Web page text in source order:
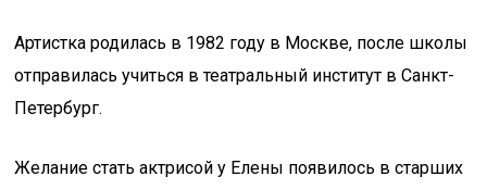
Артистка родилась в 1982 году в Москве, после школы
отправилась учиться в театральный институт в Санкт-
Петербург.
Желание стать актрисой у Елены появилось в старших